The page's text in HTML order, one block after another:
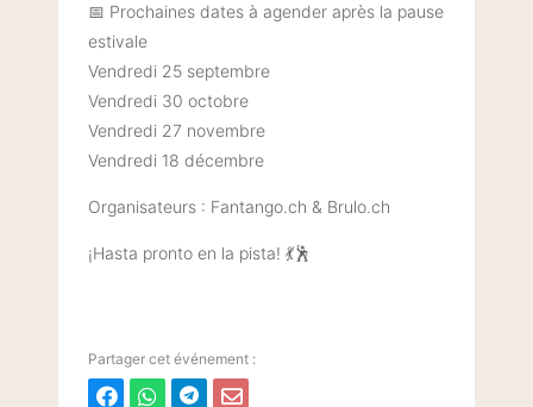
📅 Prochaines dates à agender après la pause
estivale
Vendredi 25 septembre
Vendredi 30 octobre
Vendredi 27 novembre
Vendredi 18 décembre
Organisateurs : Fantango.ch & Brulo.ch
¡Hasta pronto en la pista! 💃🕺